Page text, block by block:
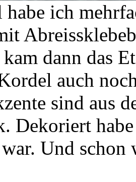
ich
dann das
auch
sind aus
Dekoriert
Und